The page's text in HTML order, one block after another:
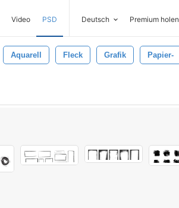
Video PSD Deutsch Premium holen
Aquarell Fleck Grafik Papier-